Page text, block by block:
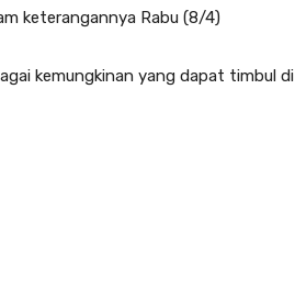
keterangannya Rabu (8/4)
kemungkinan yang dapat timbul di